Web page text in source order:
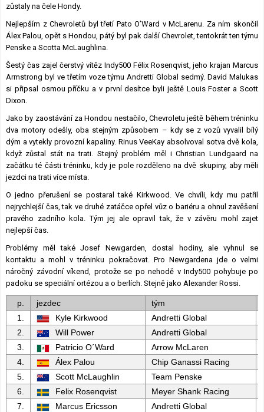
zůstaly na čele Hondy.
Nejlepším z Chevroletů byl třetí Pato O’Ward v McLarenu. Za ním skončil
Álex Palou, opět s Hondou, pátý byl pak další Chevrolet, tentokrát ten týmu
Penske a Scotta McLaughlina.
Šestý čas zajel čerstvý vítěz Indy500 Félix Rosenqvist, jeho krajan Marcus
Armstrong byl ve třetím voze týmu Andretti Global sedmý. David Malukas
si připsal osmou příčku a v první desítce byli ještě Louis Foster a Scott
Dixon.
Jako by zaostávání za Hondou nestačilo, Chevroletu ještě během tréninku
dva motory odešly, oba stejným způsobem – kdy se z vozů vyvalil bílý
dým a vytekly provozní kapaliny. Rinus VeeKay absolvoval sotva dvě kola,
když zůstal stát na trati. Stejný problém měl i Christian Lundgaard na
začátku té části tréninku, kdy je pole rozděleno na dvě skupiny, aby měli
jezdci na trati více místa.
O jedno přerušení se postaral také Kirkwood. Ve chvíli, kdy mu patřil
nejrychlejší čas, tak ve druhé zatáčce opřel vůz o bariéru a ohnul zavěšení
pravého zadního kola. Tým jej ale opravil tak, že v závěru mohl zajet
nejlepší čas.
Problémy měl také Josef Newgarden, dostal hodiny, ale vyhnul se
kontaktu a mohl v tréninku pokračovat. Pro Newgardena jde o velmi
náročný závodní víkend, protože se po nehodě v Indy500 pohybuje po
padoku se speciální ortézou a o berlích. Stejně jako Alexander Rossi.
p. jezdec tým
1.
Kyle Kirkwood Andretti Global
2.
Will Power Andretti Global
3.
Patricio O´Ward Arrow McLaren
4.
Álex Palou Chip Ganassi Racing
5.
Scott McLaughlin Team Penske
6.
Felix Rosenqvist Meyer Shank Racing
7.
Marcus Ericsson Andretti Global